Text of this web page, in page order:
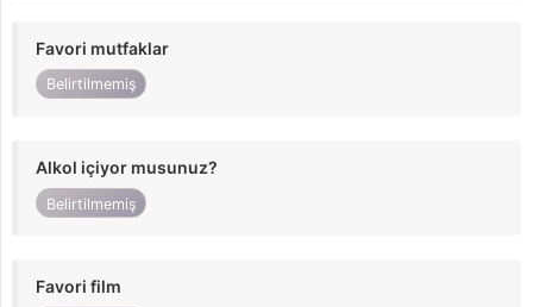
Favori mutfaklar
Belirtilmemiş
Alkol içiyor musunuz?
Belirtilmemiş
Favori film